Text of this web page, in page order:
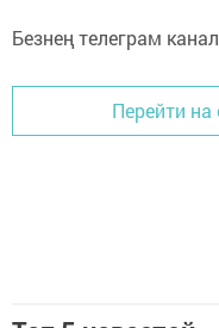
Безнең телеграм
Перейти на